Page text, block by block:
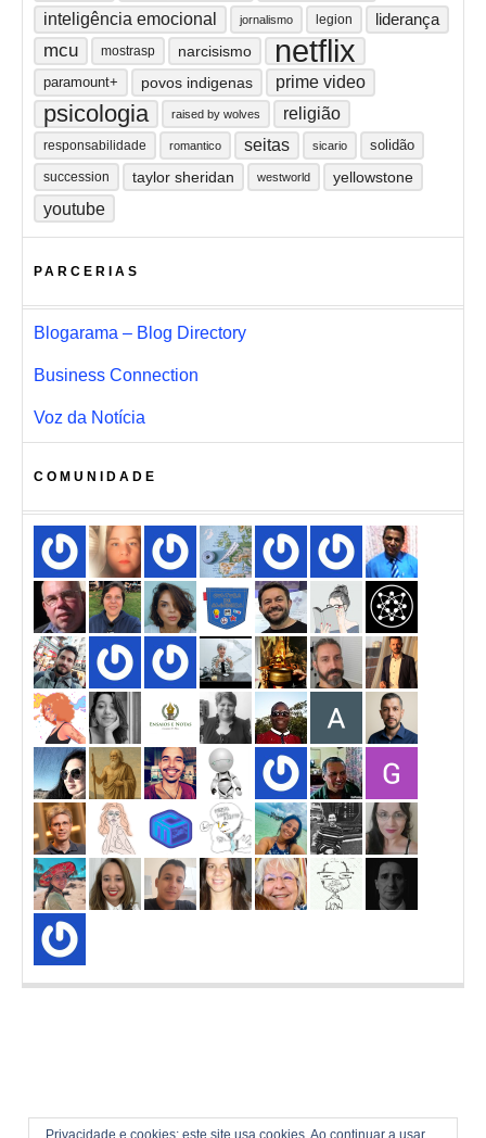
inteligência emocional jornalismo legion liderança
mcu mostrasp narcisismo netflix
paramount+ povos indigenas prime video
psicologia raised by wolves religião
responsabilidade romantico seitas sicario solidão
succession taylor sheridan westworld yellowstone
youtube
Privacidade e cookies: este site usa cookies. Ao continuar a usar
PARCERIAS
Blogarama – Blog Directory
Business Connection
Voz da Notícia
COMUNIDADE